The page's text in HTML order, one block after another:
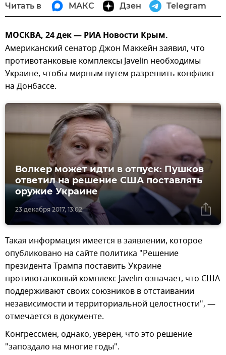
Читать в МАКС Дзен Telegram
МОСКВА, 24 дек — РИА Новости Крым.
Американский сенатор Джон Маккейн заявил, что
противотанковые комплексы Javelin необходимы
Украине, чтобы мирным путем разрешить конфликт
на Донбассе.
23 декабря 2017, 13:02
Волкер может идти в отпуск: Пушков
ответил на решение США поставлять
оружие Украине
Такая информация имеется в заявлении, которое
опубликовано на сайте политика "Решение
президента Трампа поставить Украине
противотанковый комплекс Javelin означает, что США
поддерживают своих союзников в отстаивании
независимости и территориальной целостности", —
отмечается в документе.
Конгрессмен, однако, уверен, что это решение
"запоздало на многие годы".